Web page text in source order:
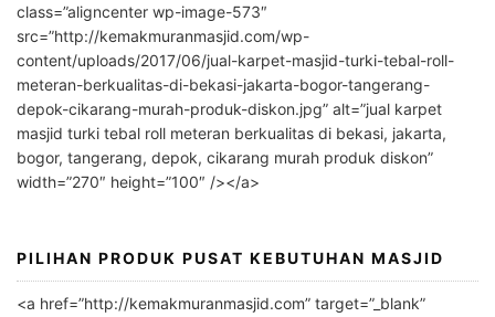
r
n
a
t
i
v
class=”aligncenter wp-image-573″
src=”http://kemakmuranmasjid.com/wp-
content/uploads/2017/06/jual-karpet-masjid-turki-tebal-roll-
meteran-berkualitas-di-bekasi-jakarta-bogor-tangerang-
depok-cikarang-murah-produk-diskon.jpg” alt=”jual karpet
masjid turki tebal roll meteran berkualitas di bekasi, jakarta,
bogor, tangerang, depok, cikarang murah produk diskon”
width=”270″ height=”100″ /></a>
PILIHAN PRODUK PUSAT KEBUTUHAN MASJID
<a href=”http://kemakmuranmasjid.com” target=”_blank”